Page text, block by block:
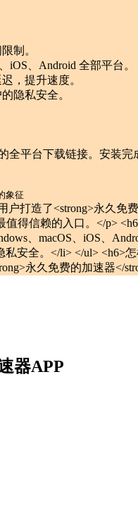
制。
iOS、Android 全部平台。
，提升速度。
隐私安全。
全平台下载链接。安装
象征
器APP